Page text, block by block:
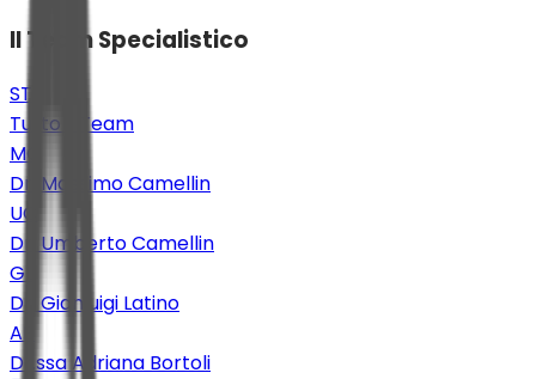
Il Team Specialistico
ST
Tutto il Team
MC
Dr. Massimo Camellin
UC
Dr. Umberto Camellin
GL
Dr. Gianluigi Latino
AB
Dr.ssa Adriana Bortoli